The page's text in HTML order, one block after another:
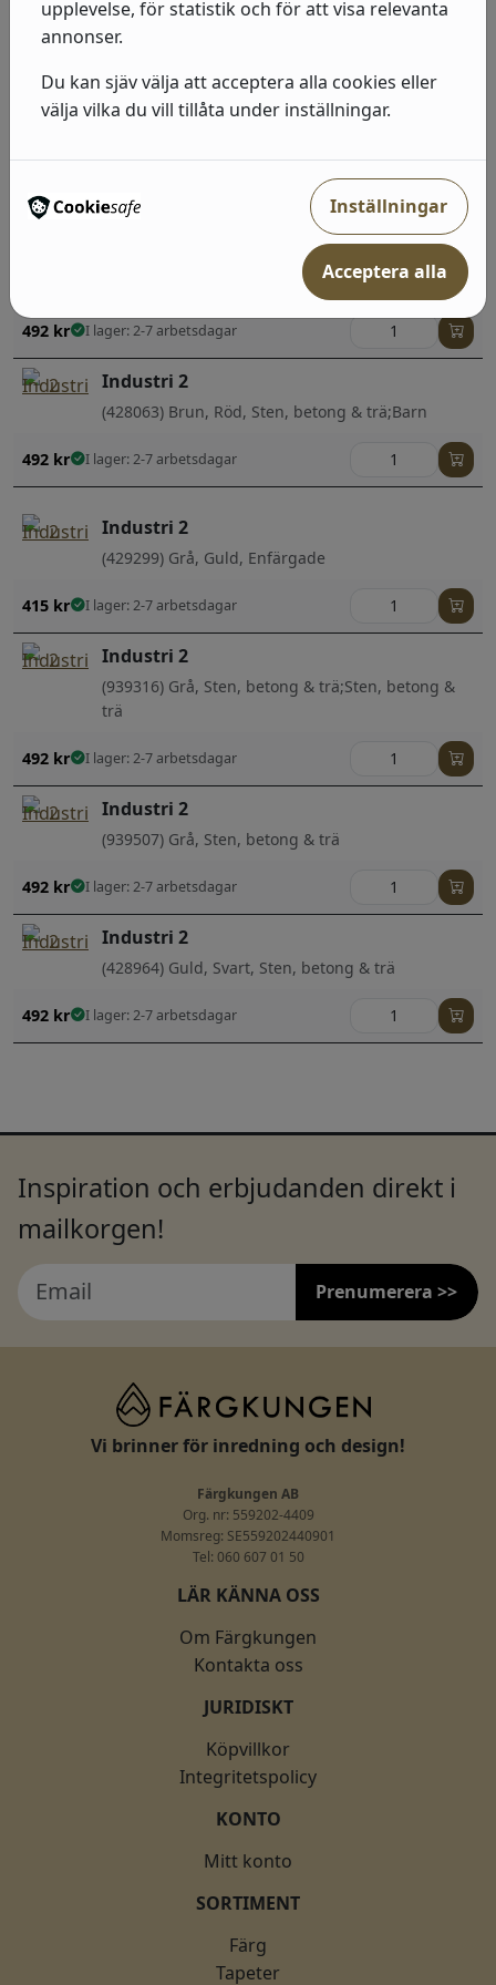
415kr I lager: 2-7 arbetsdagar
Industri 2
492kr I lager: 2-7 arbetsdagar
(939514) Grå, Sten, betong & trä
492 kr I lager: 2-7 arbetsdagar
Industri 2
(428063) Brun, Röd, Sten, betong & trä;Barn
492 kr I lager: 2-7 arbetsdagar
Industri 2
(429299) Grå, Guld, Enfärgade
415 kr I lager: 2-7 arbetsdagar
Industri 2
(939316) Grå, Sten, betong & trä;Sten, betong &
trä
492 kr I lager: 2-7 arbetsdagar
Industri 2
(939507) Grå, Sten, betong & trä
492 kr I lager: 2-7 arbetsdagar
Industri 2
(428964) Guld, Svart, Sten, betong & trä
492 kr I lager: 2-7 arbetsdagar
Inspiration och erbjudanden direkt i
mailkorgen!
Prenumerera >>
Vi brinner för inredning och design!
Färgkungen AB
Org. nr: 559202-4409
Momsreg: SE559202440901
Tel: 060 607 01 50
LÄR KÄNNA OSS
Om Färgkungen
Kontakta oss
JURIDISKT
Köpvillkor
Integritetspolicy
KONTO
Mitt konto
SORTIMENT
Färg
Tapeter
upplevelse, för statistik och för att visa relevanta
annonser.
Du kan sjäv välja att acceptera alla cookies eller
välja vilka du vill tillåta under inställningar.
Inställningar
Acceptera alla